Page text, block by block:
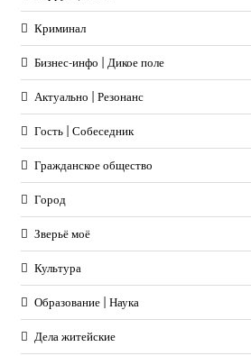
Криминал
Бизнес-инфо | Дикое поле
Актуально | Резонанс
Гость | Собеседник
Гражданское общество
Город
Зверьё моё
Культура
Образование | Наука
Дела житейские